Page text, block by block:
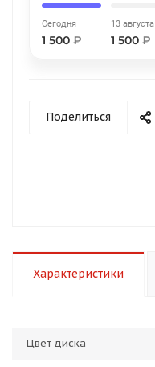
Сегодня
1 500 ₽
13 августа
1 500 ₽
Поделиться
Характеристики
Цвет диска